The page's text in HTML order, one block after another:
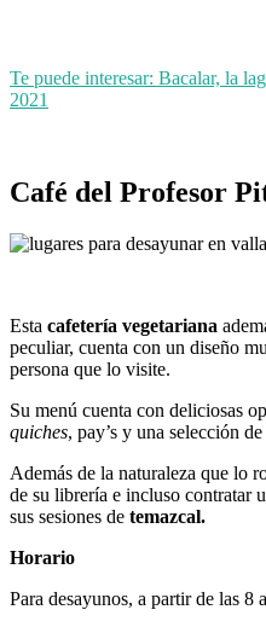
Te puede interesar: Bacalar, la
2021
Café del Profesor
Esta cafetería vegetariana
peculiar, cuenta con un diseño
persona que lo visite.
Su menú cuenta con deliciosas
quiches, pay’s y una selección
Además de la naturaleza que lo
de su librería e incluso contratar
sus sesiones de temazcal.
Horario
Para desayunos, a partir de las 8